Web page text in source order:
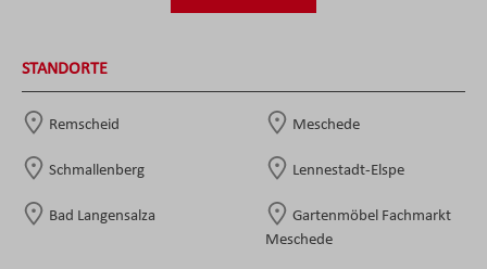
STANDORTE
Remscheid Meschede
Schmallenberg Lennestadt-Elspe
Bad Langensalza
Gartenmöbel Fachmarkt
Meschede